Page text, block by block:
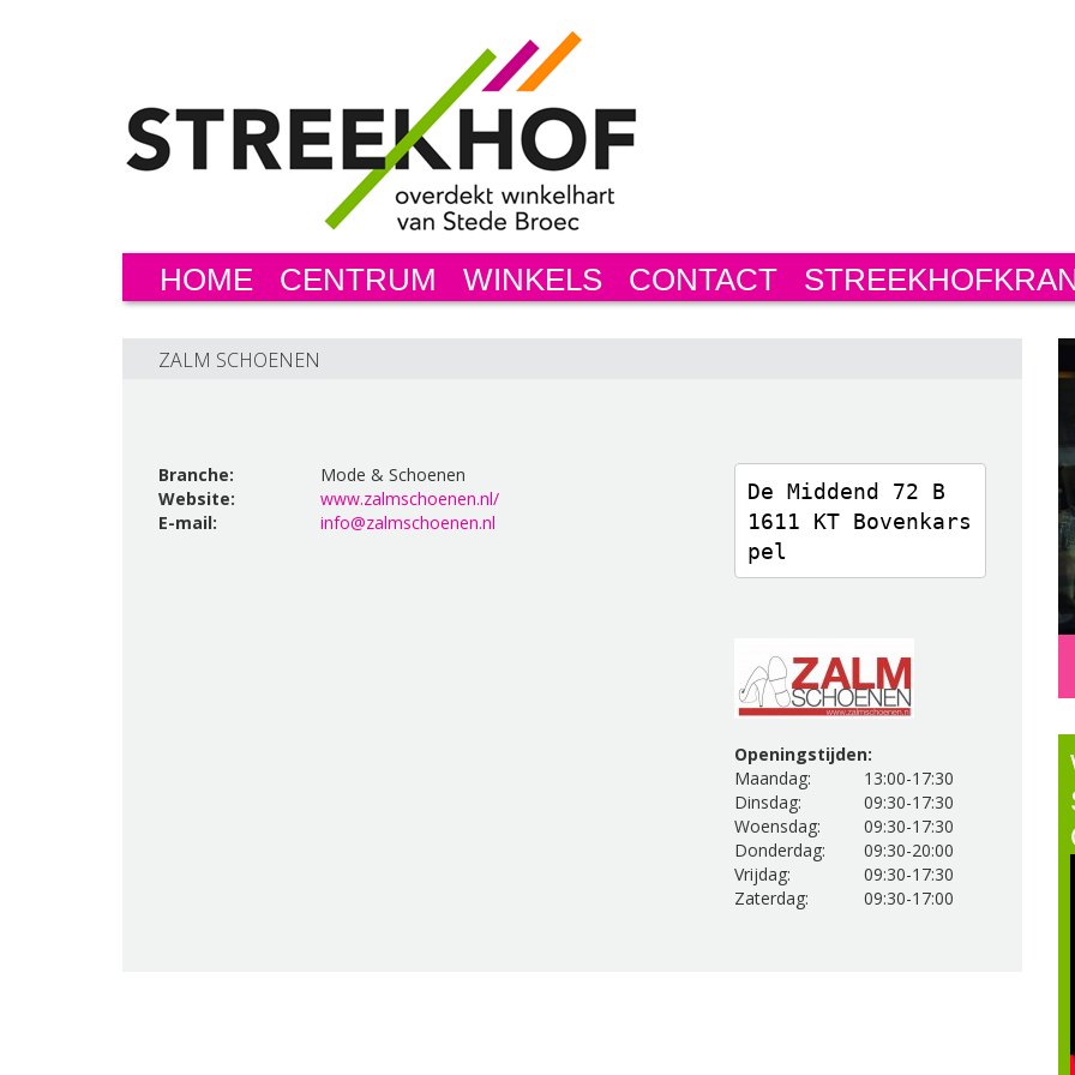
HOME CENTRUM WINKELS CONTACT
ZALM SCHOENEN
Branche:
Mode & Schoenen
Website:
www.zalmschoenen.nl/
E-mail:
info@zalmschoenen.nl
De Middend 72 B
1611 KT Bovenkars
pel
Openingstijden:
Maandag:
13:00-17:30
Dinsdag:
09:30-17:30
Woensdag:
09:30-17:30
Donderdag:
09:30-20:00
Vrijdag:
09:30-17:30
Zaterdag:
09:30-17:00